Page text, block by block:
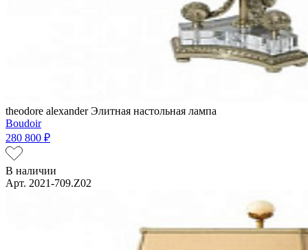
theodore alexanderЭлитная настольная лампа
Boudoir
280 800 ₽
В наличии
Арт. 2021-709.Z02